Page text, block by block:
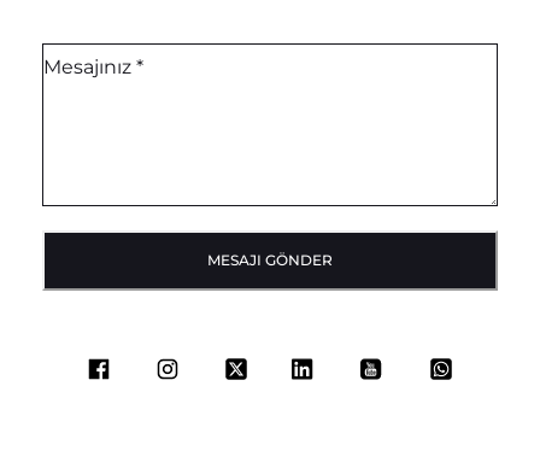
MESAJI GÖNDER